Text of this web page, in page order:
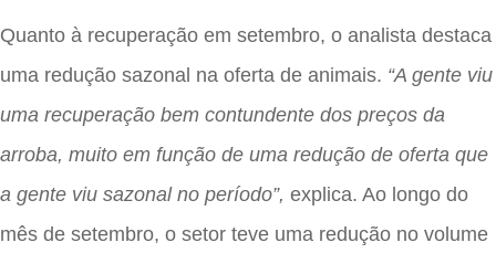
Quanto à recuperação em setembro, o analista destaca
uma redução sazonal na oferta de animais. “A gente viu
uma recuperação bem contundente dos preços da
arroba, muito em função de uma redução de oferta que
a gente viu sazonal no período”, explica. Ao longo do
mês de setembro, o setor teve uma redução no volume